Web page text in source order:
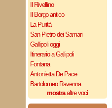
Il Rivellino
Il Borgo antico
La Purità
San Pietro dei Samari
Gallipoli oggi
Itinerario a Gallipoli
Fontana
Antonietta De Pace
Bartolomeo Ravenna
mostraaltre voci